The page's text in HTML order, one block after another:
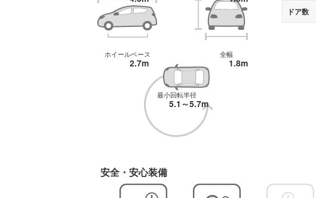
全幅
1.8m
ホイールベース
2.7m
最小回転半径
5.1～5.7m
ドア数
安全・安心装備